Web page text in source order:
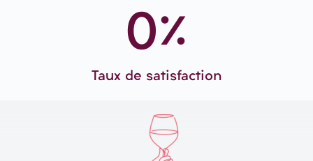
Taux de satisfaction
0%